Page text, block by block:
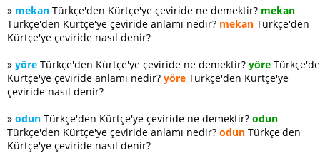
» mekan Türkçe'den Kürtçe'ye çeviride ne demektir? mekan
Türkçe'den Kürtçe'ye çeviride anlamı nedir? mekan Türkçe'den
Kürtçe'ye çeviride nasıl denir?
» yöre Türkçe'den Kürtçe'ye çeviride ne demektir? yöre
Kürtçe'ye çeviride anlamı nedir? yöre Türkçe'den Kürtçe'ye
çeviride nasıl denir?
» odun Türkçe'den Kürtçe'ye çeviride ne demektir? odun
Türkçe'den Kürtçe'ye çeviride anlamı nedir? odun Türkçe'den
Kürtçe'ye çeviride nasıl denir?